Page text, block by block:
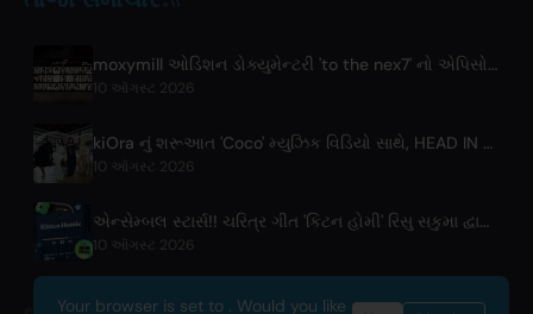
moxymill ઓડિશન ડોક્યુમેન્ટરી 'to the nex7' નો એપિસોડ 1 રિલીઝ
10 ઑગસ્ટ 2026
kiOra નું શરૂઆત 'Coco' મ્યુઝિક વિડિયો સાથે, HEAD IN THE CLOUDS LA પર પ્રીમિયર
10 ઑગસ્ટ 2026
એન્સેમ્બલ સ્ટાર્સ!! ચરિત્ર ગીત 'કિટન હોમી' રિસુ સકુમા દ્વારા વિશ્વભરમાં રિલીઝ
10 ઑગસ્ટ 2026
Your browser is set to . Would you like